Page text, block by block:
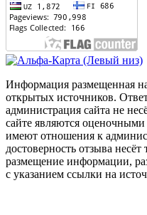
Информация размещенная
открытых источников.
администрация сайта не
сайте являются
имеют отношения к
достоверность отзыва
размещение информации,
с указанием ссылки на